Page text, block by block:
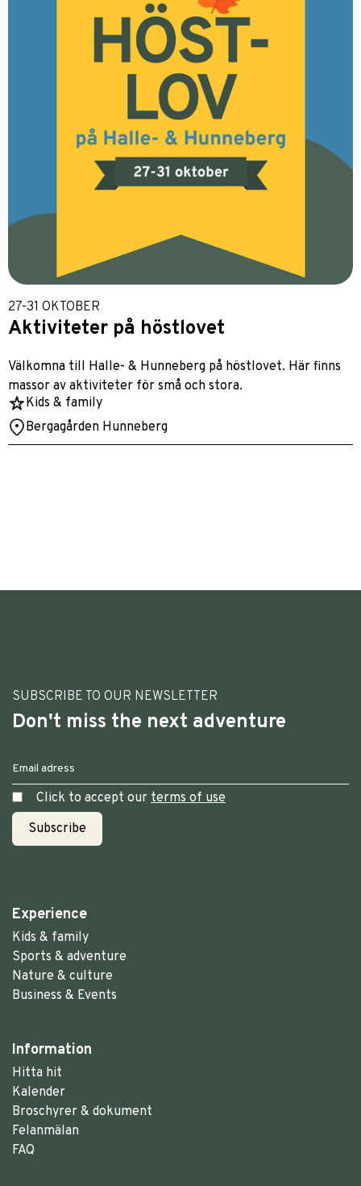
27-31 OKTOBER
Aktiviteter på höstlovet
Välkomna till Halle- & Hunneberg på höstlovet. Här finns
massor av aktiviteter för små och stora.
Kids & family
Bergagården Hunneberg
SUBSCRIBE TO OUR NEWSLETTER
Don't miss the next adventure
Click to accept our terms of use
Experience
Kids & family
Sports & adventure
Nature & culture
Business & Events
Information
Hitta hit
Kalender
Broschyrer & dokument
Felanmälan
FAQ